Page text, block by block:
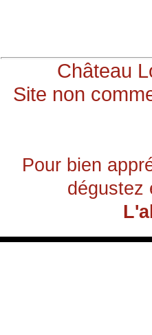
Château
Site non
Pour bien
dégustez